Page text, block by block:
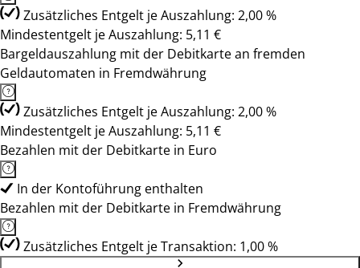
Zusätzliches Entgelt je Auszahlung: 2,00 %
Mindestentgelt je Auszahlung: 5,11 €
Bargeldauszahlung mit der Debitkarte an fremden
Geldautomaten in Fremdwährung
Zusätzliches Entgelt je Auszahlung: 2,00 %
Mindestentgelt je Auszahlung: 5,11 €
Bezahlen mit der Debitkarte in Euro
In der Kontoführung enthalten
Bezahlen mit der Debitkarte in Fremdwährung
Zusätzliches Entgelt je Transaktion: 1,00 %